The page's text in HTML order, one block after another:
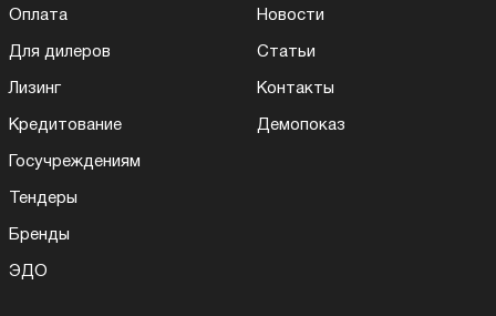
Оплата
Для дилеров
Лизинг
Кредитование
Госучреждениям
Тендеры
Бренды
ЭДО
Новости
Статьи
Контакты
Демопоказ